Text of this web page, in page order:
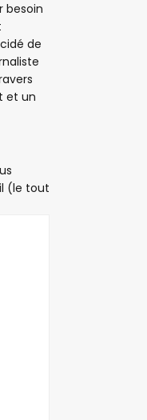
besoin
de
et un
(le tout